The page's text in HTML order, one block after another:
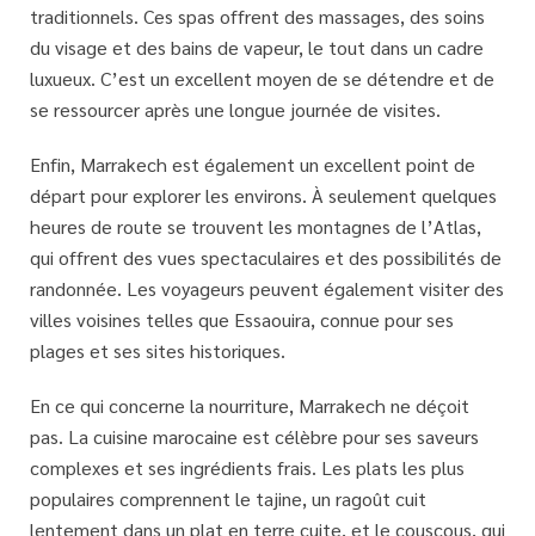
traditionnels. Ces spas offrent des massages, des soins
du visage et des bains de vapeur, le tout dans un cadre
luxueux. C’est un excellent moyen de se détendre et de
se ressourcer après une longue journée de visites.
Enfin, Marrakech est également un excellent point de
départ pour explorer les environs. À seulement quelques
heures de route se trouvent les montagnes de l’Atlas,
qui offrent des vues spectaculaires et des possibilités de
randonnée. Les voyageurs peuvent également visiter des
villes voisines telles que Essaouira, connue pour ses
plages et ses sites historiques.
En ce qui concerne la nourriture, Marrakech ne déçoit
pas. La cuisine marocaine est célèbre pour ses saveurs
complexes et ses ingrédients frais. Les plats les plus
populaires comprennent le tajine, un ragoût cuit
lentement dans un plat en terre cuite, et le couscous, qui